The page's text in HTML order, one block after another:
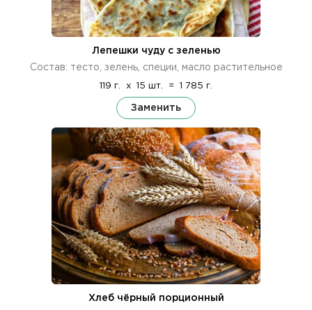
Лепешки чуду с зеленью
Состав: тесто, зелень, специи, масло растительное
119 г. x 15 шт. = 1 785 г.
Заменить
Хлеб чёрный порционный